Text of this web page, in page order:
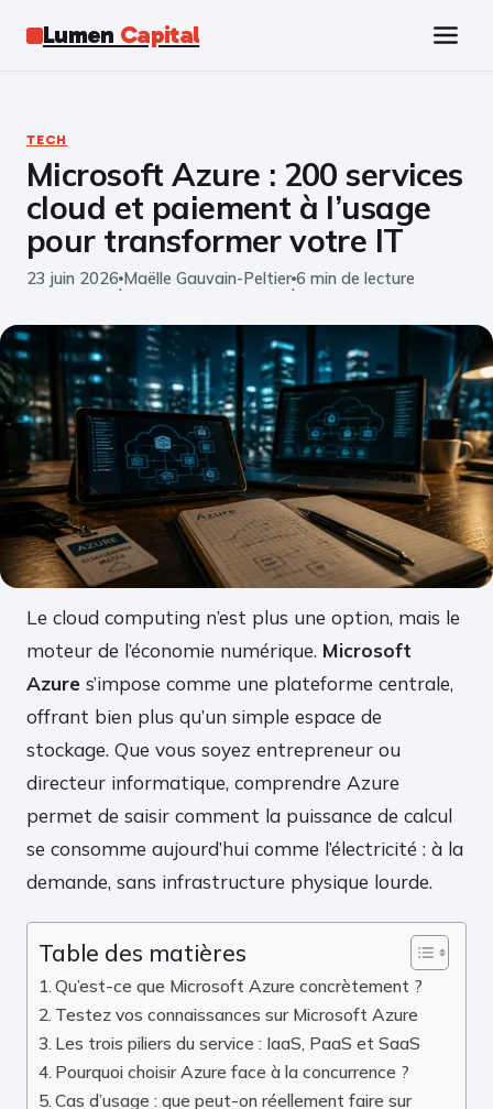
Lumen Capital
Business
Marketing
Éducation
Emploi
TECH
Microsoft Azure : 200 services
cloud et paiement à l’usage
pour transformer votre IT
23 juin 2026
·
Maëlle Gauvain-Peltier
·
6 min de lecture
Le cloud computing n’est plus une option, mais le
moteur de l’économie numérique. Microsoft
Azure s’impose comme une plateforme centrale,
offrant bien plus qu’un simple espace de
stockage. Que vous soyez entrepreneur ou
directeur informatique, comprendre Azure
permet de saisir comment la puissance de calcul
se consomme aujourd’hui comme l’électricité : à la
demande, sans infrastructure physique lourde.
Table des matières
Qu’est-ce que Microsoft Azure concrètement ?
Testez vos connaissances sur Microsoft Azure
Les trois piliers du service : IaaS, PaaS et SaaS
Pourquoi choisir Azure face à la concurrence ?
Cas d’usage : que peut-on réellement faire sur